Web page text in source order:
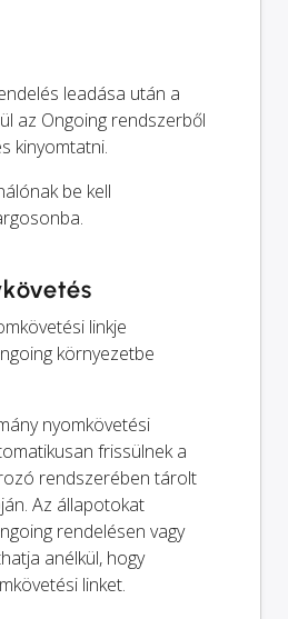
leadása után a
az Ongoing rendszerből
kinyomtatni.
be kell
linkje
környezetbe
nyomkövetési
frissülnek a
rendszerében tárolt
Az állapotokat
rendelésen vagy
anélkül, hogy
linket.